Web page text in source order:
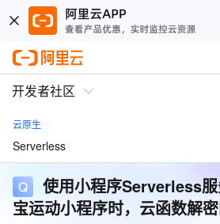
开发者社区
云原生
Serverless
使用小程序Serverless
宝运动小程序时，云函数解